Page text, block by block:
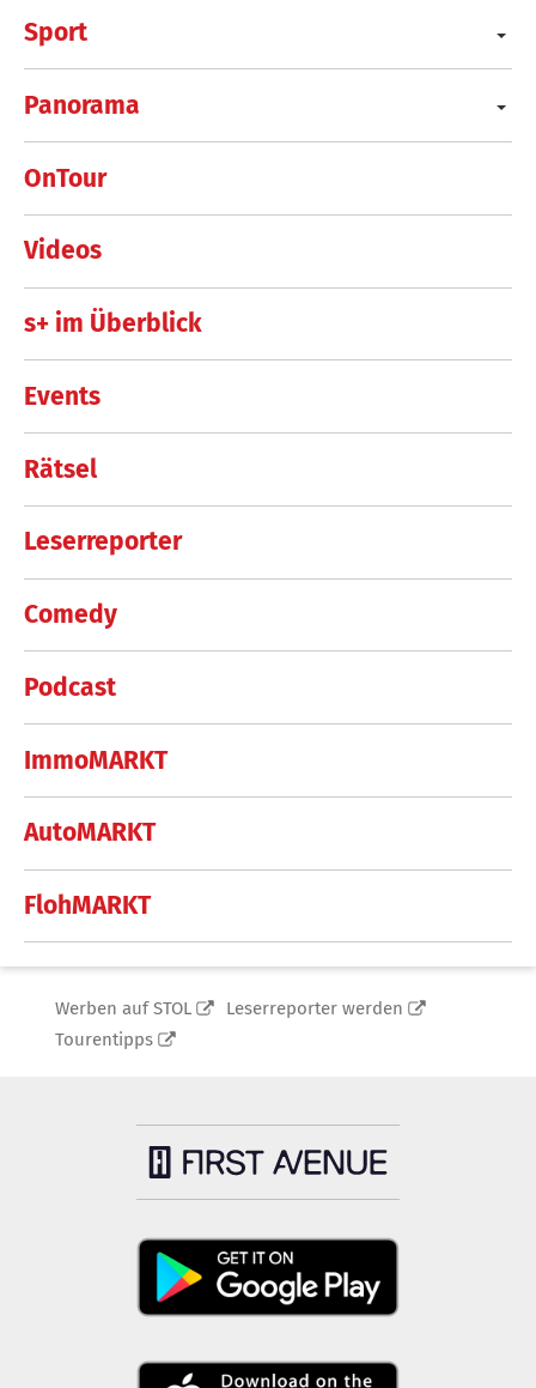
Sport
Panorama
OnTour
Videos
s+ im Überblick
Events
Rätsel
Leserreporter
Comedy
Podcast
ImmoMARKT
AutoMARKT
FlohMARKT
Werben auf STOL
Leserreporter werden
Tourentipps